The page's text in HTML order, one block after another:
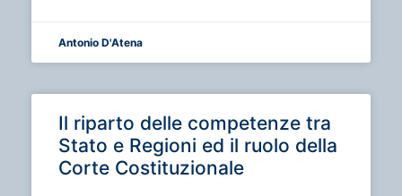
Antonio D'Atena
Il riparto delle competenze tra
Stato e Regioni ed il ruolo della
Corte Costituzionale